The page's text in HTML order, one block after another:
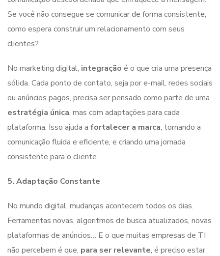
Se você não consegue se comunicar de forma consistente,
como espera construir um relacionamento com seus
clientes?
No marketing digital, integração é o que cria uma presença
sólida. Cada ponto de contato, seja por e-mail, redes sociais
ou anúncios pagos, precisa ser pensado como parte de uma
estratégia única, mas com adaptações para cada
plataforma. Isso ajuda a fortalecer a marca, tornando a
comunicação fluida e eficiente, e criando uma jornada
consistente para o cliente.
5. Adaptação Constante
No mundo digital, mudanças acontecem todos os dias.
Ferramentas novas, algoritmos de busca atualizados, novas
plataformas de anúncios… E o que muitas empresas de TI
não percebem é que, para ser relevante, é preciso estar